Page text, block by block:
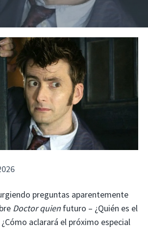
preguntas aparentemente
Doctor quien futuro – ¿Quién es el
aclarará el próximo especial